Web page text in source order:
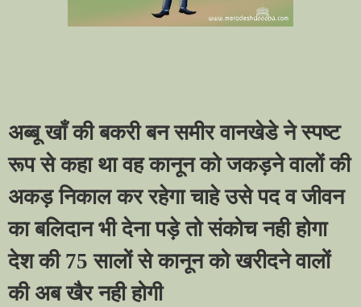
अब्बू खाँ की बकरी बन समीर वानखेडे ने स्पष्ट
रूप से कहा था वह कानून को जकड़ने वालों की
अकड़ निकाल कर रहेगा चाहे उसे पद व जीवन
का बलिदान भी देना पड़े तो संकोच नही होगा
देश की 75 सालों से कानून को खरीदने वालों
की अब खैर नही होगी